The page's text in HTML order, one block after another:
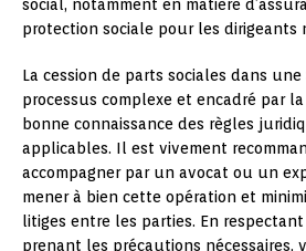
social, notamment en matière
protection sociale pour les dirigeants
La cession de parts sociales dans une
processus complexe et encadré par
bonne connaissance des règles
applicables. Il est vivement
accompagner par un avocat ou un
mener à bien cette opération et
litiges entre les parties. En
prenant les précautions nécessaires,